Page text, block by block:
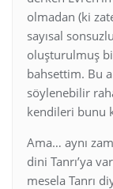
olmadan (ki
sayısal
oluşturulmuş
bahsettim. Bu
söylenebilir
kendileri bunu
Ama… aynı
dini Tanrı’ya
mesela Tanrı